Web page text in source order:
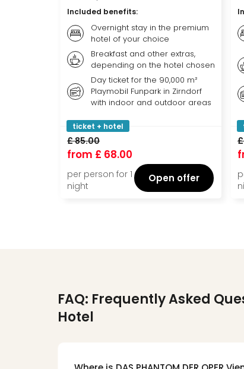
Included benefits:
Overnight stay in the premium
hotel of your choice
Breakfast and other extras,
depending on the hotel chosen
Day ticket for the 90,000 m²
Playmobil Funpark in Zirndorf
with indoor and outdoor areas
ticket + hotel
£ 85.00
from £ 68.00
per person for 1
night
Open offer
FAQ: Frequently Asked
Hotel